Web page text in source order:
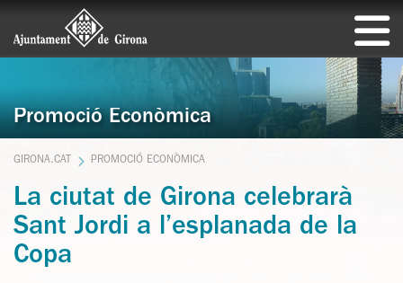
Promoció Econòmica
GIRONA.CAT PROMOCIÓ ECONÒMICA
La ciutat de Girona celebrarà
Sant Jordi a l’esplanada de la
Copa